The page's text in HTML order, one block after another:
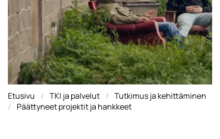
Etusivu TKI ja palvelut
Tutkimus ja kehittäminen
Päättyneet projektit ja hankkeet